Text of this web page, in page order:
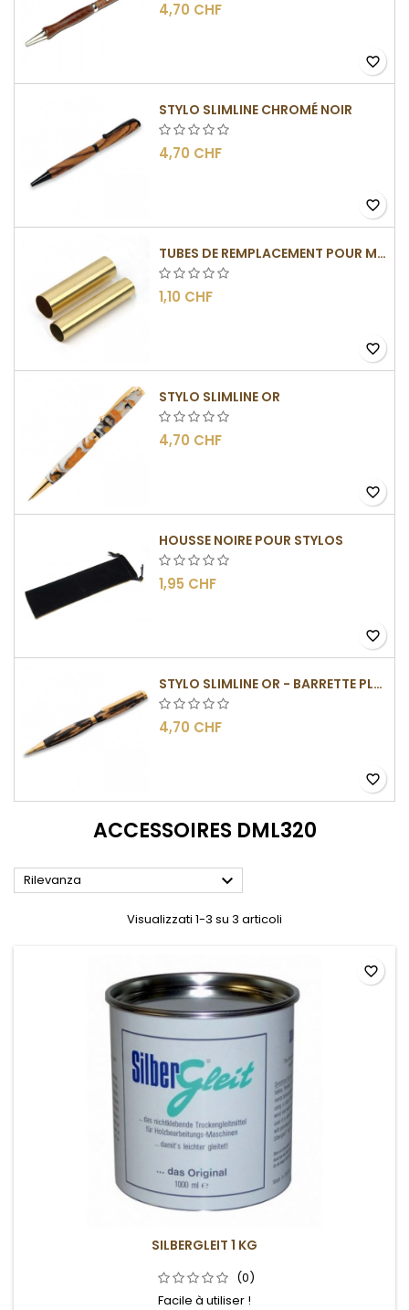
4,70 CHF
favorite_border
STYLO SLIMLINE CHROMÉ NOIR
4,70 CHF
favorite_border
TUBES DE REMPLACEMENT POUR MÉCANISMES SLIMLINE
1,10 CHF
favorite_border
STYLO SLIMLINE OR
4,70 CHF
favorite_border
HOUSSE NOIRE POUR STYLOS
1,95 CHF
favorite_border
STYLO SLIMLINE OR - BARRETTE PLATE
4,70 CHF
favorite_border
ACCESSOIRES DML320
Rilevanza 
Visualizzati 1-3 su 3 articoli
SILBERGLEIT 1 KG
(0)
Facile à utiliser !
favorite_border